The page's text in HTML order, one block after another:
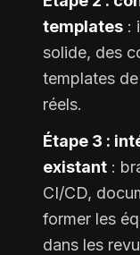
templates :
solide, des
templates
réels.
Étape 3 :
existant :
CI/CD,
former les
dans les